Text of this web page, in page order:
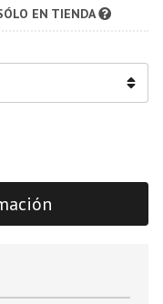
EN TIENDA